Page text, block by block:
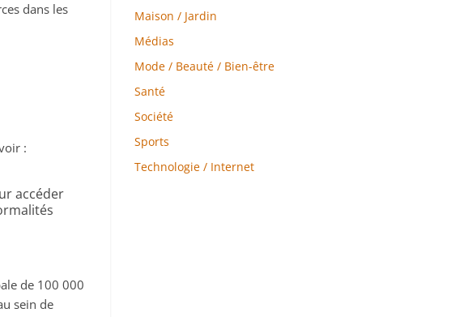
dans les
:
accéder
de 100 000
sein de
Maison / Jardin
Médias
Mode / Beauté / Bien-être
Santé
Société
Sports
Technologie / Internet